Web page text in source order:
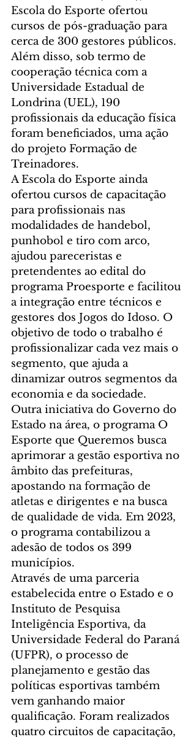
Escola do Esporte ofertou
cursos de pós-graduação para
cerca de 300 gestores públicos.
Além disso, sob termo de
cooperação técnica com a
Universidade Estadual de
Londrina (UEL), 190
profissionais da educação física
foram beneficiados, uma ação
do projeto Formação de
Treinadores.
A Escola do Esporte ainda
ofertou cursos de capacitação
para profissionais nas
modalidades de handebol,
punhobol e tiro com arco,
ajudou pareceristas e
pretendentes ao edital do
programa Proesporte e facilitou
a integração entre técnicos e
gestores dos Jogos do Idoso. O
objetivo de todo o trabalho é
profissionalizar cada vez mais o
segmento, que ajuda a
dinamizar outros segmentos da
economia e da sociedade.
Outra iniciativa do Governo do
Estado na área, o programa O
Esporte que Queremos busca
aprimorar a gestão esportiva no
âmbito das prefeituras,
apostando na formação de
atletas e dirigentes e na busca
de qualidade de vida. Em 2023,
o programa contabilizou a
adesão de todos os 399
municípios.
Através de uma parceria
estabelecida entre o Estado e o
Instituto de Pesquisa
Inteligência Esportiva, da
Universidade Federal do Paraná
(UFPR), o processo de
planejamento e gestão das
políticas esportivas também
vem ganhando maior
qualificação. Foram realizados
quatro circuitos de capacitação,